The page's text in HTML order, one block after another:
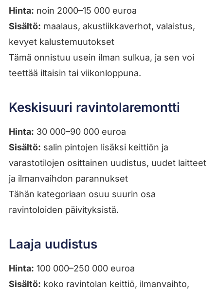
Hinta: noin 2000–15 000 euroa
Sisältö: maalaus, akustiikkaverhot, valaistus,
kevyet kalustemuutokset
Tämä onnistuu usein ilman sulkua, ja sen voi
teettää iltaisin tai viikonloppuna.
Keskisuuri ravintolaremontti
Hinta: 30 000–90 000 euroa
Sisältö: salin pintojen lisäksi keittiön ja
varastotilojen osittainen uudistus, uudet laitteet
ja ilmanvaihdon parannukset
Tähän kategoriaan osuu suurin osa
ravintoloiden päivityksistä.
Laaja uudistus
Hinta: 100 000–250 000 euroa
Sisältö: koko ravintolan keittiö, ilmanvaihto,